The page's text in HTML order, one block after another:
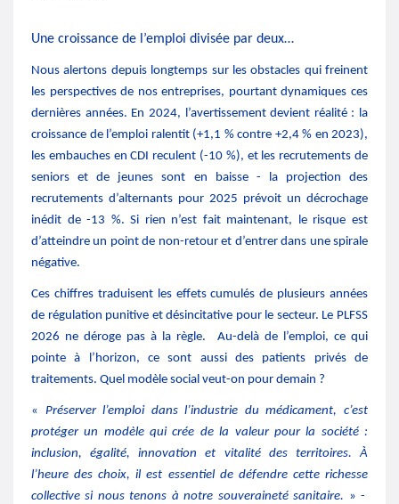
Une croissance de l’emploi divisée par deux…
Nous alertons depuis longtemps sur les obstacles qui freinent
les perspectives de nos entreprises, pourtant dynamiques ces
dernières années. En 2024, l’avertissement devient réalité : la
croissance de l’emploi ralentit (+1,1 % contre +2,4 % en 2023),
les embauches en CDI reculent (-10 %), et les recrutements de
seniors et de jeunes sont en baisse - la projection des
recrutements d’alternants pour 2025 prévoit un décrochage
inédit de -13 %. Si rien n’est fait maintenant, le risque est
d’atteindre un point de non-retour et d’entrer dans une spirale
négative.
Ces chiffres traduisent les effets cumulés de plusieurs années
de régulation punitive et désincitative pour le secteur. Le PLFSS
2026 ne déroge pas à la règle. Au-delà de l’emploi, ce qui
pointe à l’horizon, ce sont aussi des patients privés de
traitements. Quel modèle social veut-on pour demain ?
« Préserver l’emploi dans l’industrie du médicament, c’est
protéger un modèle qui crée de la valeur pour la société :
inclusion, égalité, innovation et vitalité des territoires. À
l’heure des choix, il est essentiel de défendre cette richesse
collective si nous tenons à notre souveraineté sanitaire. » -